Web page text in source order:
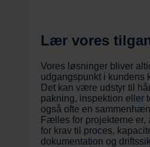
Lær vores
Vores løsninger bliver
udgangspunkt i kundens
Det kan være udstyr til
pakning, inspektion eller
også ofte en
Fælles for projekterne er,
for krav til proces,
dokumentation og